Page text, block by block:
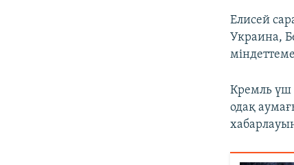
Елисей
Украина,
Кремль үш
одақ